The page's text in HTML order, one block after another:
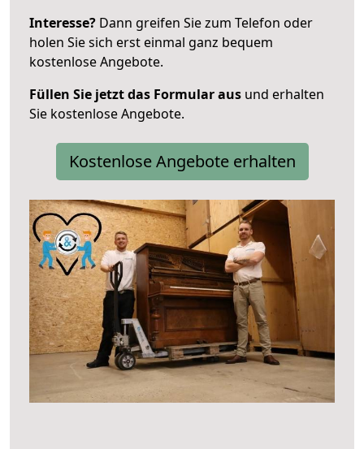
Interesse? Dann greifen Sie zum Telefon oder
holen Sie sich erst einmal ganz bequem
kostenlose Angebote.
Füllen Sie jetzt das Formular aus und erhalten
Sie kostenlose Angebote.
Kostenlose Angebote erhalten